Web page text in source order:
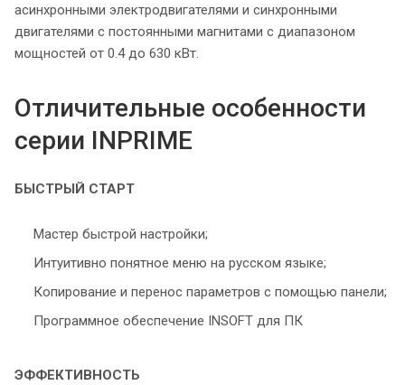
асинхронными электродвигателями и синхронными
двигателями с постоянными магнитами с диапазоном
мощностей от 0.4 до 630 кВт.
Отличительные особенности
серии INPRIME
БЫСТРЫЙ СТАРТ
Мастер быстрой настройки;
Интуитивно понятное меню на русском языке;
Копирование и перенос параметров с помощью панели;
Программное обеспечение INSOFT для ПК
ЭФФЕКТИВНОСТЬ